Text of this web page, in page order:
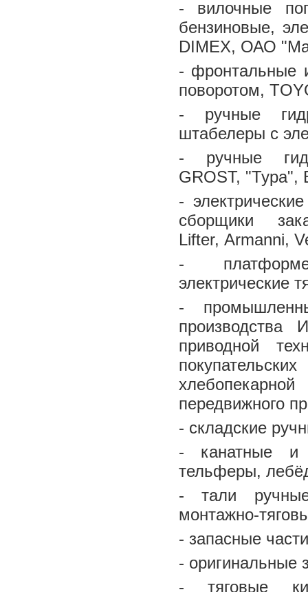
- вилочные
бензиновые,
DIMEX, ОАО
- фронтальные
поворотом,
- ручные
штабелеры с
- ручные
GROST, "Тура",
-
сборщики
Lifter, Armanni,
-
электрические
-
приводной
передвижного
- складские
- канатные и
тельферы,
- тали
монтажно-
- запасные
- оригинальные
- тяговые